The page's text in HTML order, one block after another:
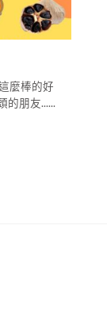
麼棒的好
的朋友......